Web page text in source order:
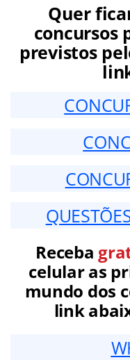
Quer
concursos
previstos
Receba
celular as
mundo dos
link